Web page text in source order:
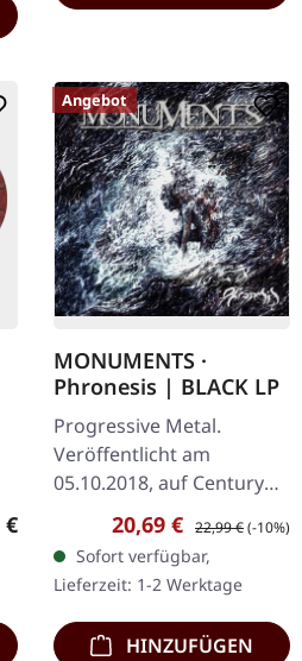
Preis:
€
Angebot
MONUMENTS ·
Phronesis | BLACK LP
Progressive Metal.
Veröffentlicht am
05.10.2018, auf Century
Media Records.
Schwarzes Vinyl im
Klappcover plus CD.
Monuments liefert mit
"Phronesis"…
Verkaufspreis:
20,69 € Regulärer Preis:
22,99 €(-10%)
Sofort verfügbar,
Lieferzeit: 1-2 Werktage
HINZUFÜGEN